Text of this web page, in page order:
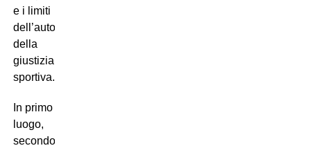
e i limiti
dell’autonomia
della
giustizia
sportiva.
In primo
luogo,
secondo